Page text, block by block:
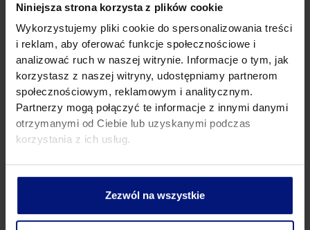
Niniejsza strona korzysta z plików cookie
Wykorzystujemy pliki cookie do spersonalizowania treści
i reklam, aby oferować funkcje społecznościowe i
analizować ruch w naszej witrynie. Informacje o tym, jak
korzystasz z naszej witryny, udostępniamy partnerom
społecznościowym, reklamowym i analitycznym.
Partnerzy mogą połączyć te informacje z innymi danymi
otrzymanymi od Ciebie lub uzyskanymi podczas
korzystania z ich usług.
Zezwól na wszystkie
przypadku z pomocą po raz kolejny przychodzi
odmrażacz – tym razem w formie aerozolu. Za
pomocą specjalnej końcówki można precyzyjnie
wprowadzić preparat w szczelinę zamka i poczekać, aż
lód stopniowo zacznie ustępować. Jeżeli nie
zaopatrzyłeś się w tego typu produkt, możesz
spróbować delikatne podgrzać klucz zapalniczką. Takie
działanie również powinno przynieść oczekiwane
efekty.
przymarzanie uszczelek znajdujących się w drzwiach.
Podobnie jak w przypadku zamarzniętego zamka,